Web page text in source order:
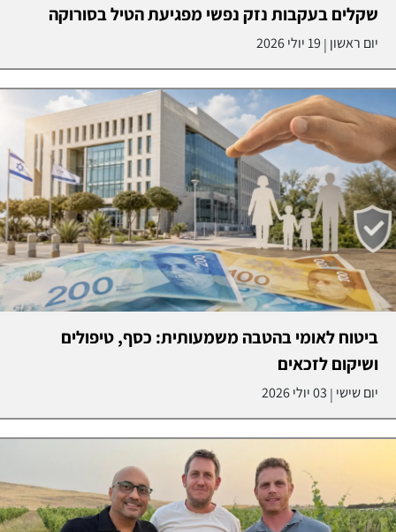
שקלים בעקבות נזק נפשי מפגיעת הטיל בסורוקה
יום ראשון | 19 יולי 2026
ביטוח לאומי בהטבה משמעותית: כסף, טיפולים
ושיקום לזכאים
יום שישי | 03 יולי 2026